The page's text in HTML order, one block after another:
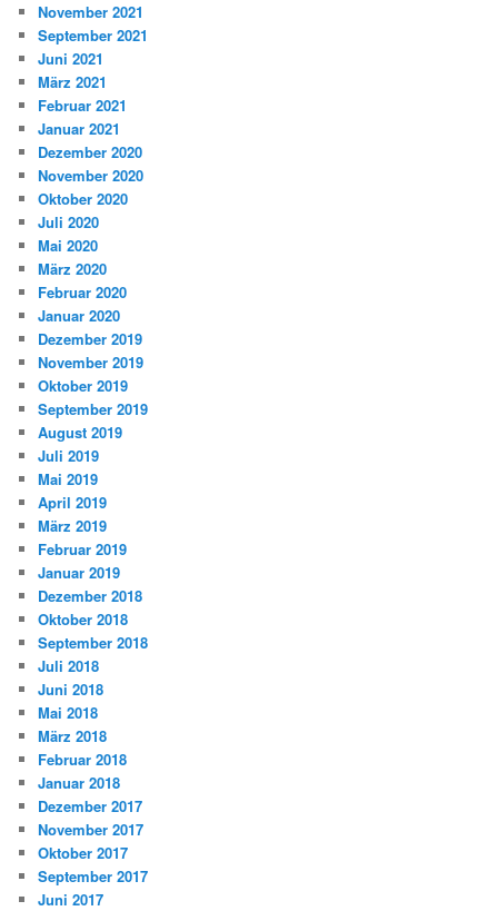
November 2021
September 2021
Juni 2021
März 2021
Februar 2021
Januar 2021
Dezember 2020
November 2020
Oktober 2020
Juli 2020
Mai 2020
März 2020
Februar 2020
Januar 2020
Dezember 2019
November 2019
Oktober 2019
September 2019
August 2019
Juli 2019
Mai 2019
April 2019
März 2019
Februar 2019
Januar 2019
Dezember 2018
Oktober 2018
September 2018
Juli 2018
Juni 2018
Mai 2018
März 2018
Februar 2018
Januar 2018
Dezember 2017
November 2017
Oktober 2017
September 2017
Juni 2017